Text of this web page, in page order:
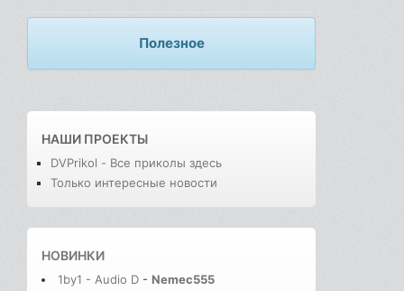
Полезное
НАШИ ПРОЕКТЫ
DVPrikol - Все приколы здесь
Только интересные новости
НОВИНКИ
1by1 - Audio D - Nemec555